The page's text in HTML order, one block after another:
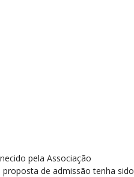
pela Associação
de admissão tenha